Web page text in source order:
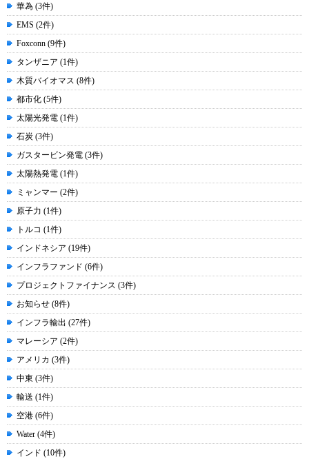
華為 (3件)
EMS (2件)
Foxconn (9件)
タンザニア (1件)
木質バイオマス (8件)
都市化 (5件)
太陽光発電 (1件)
石炭 (3件)
ガスタービン発電 (3件)
太陽熱発電 (1件)
ミャンマー (2件)
原子力 (1件)
トルコ (1件)
インドネシア (19件)
インフラファンド (6件)
プロジェクトファイナンス (3件)
お知らせ (8件)
インフラ輸出 (27件)
マレーシア (2件)
アメリカ (3件)
中東 (3件)
輸送 (1件)
空港 (6件)
Water (4件)
インド (10件)